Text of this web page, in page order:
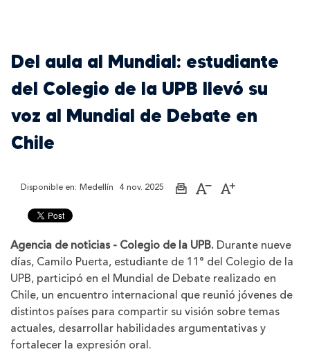
Del aula al Mundial: estudiante
del Colegio de la UPB llevó su
voz al Mundial de Debate en
Chile
Disponible en: Medellín 4 nov. 2025
ImprimirAumentar
letra
Disminuir
letra
Agencia de noticias - Colegio de la UPB. Durante nueve
días, Camilo Puerta, estudiante de 11° del Colegio de la
UPB, participó en el Mundial de Debate realizado en
Chile, un encuentro internacional que reunió jóvenes de
distintos países para compartir su visión sobre temas
actuales, desarrollar habilidades argumentativas y
fortalecer la expresión oral.